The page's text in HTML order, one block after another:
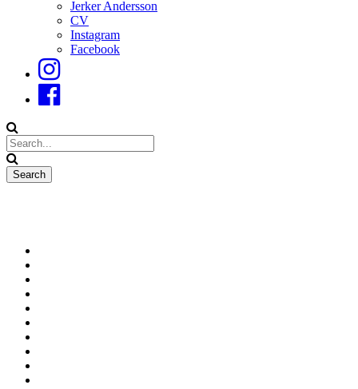
Jerker Andersson
CV
Instagram
Facebook